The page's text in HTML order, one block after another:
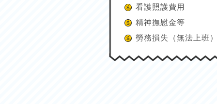
看護照護費用
精神撫慰金等
勞務損失（無法上班